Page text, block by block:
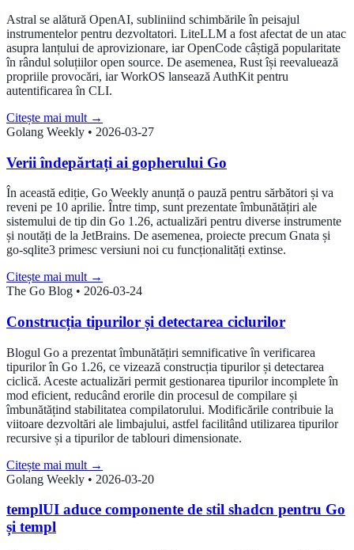
Astral se alătură OpenAI, subliniind schimbările în peisajul
instrumentelor pentru dezvoltatori. LiteLLM a fost afectat de un atac
asupra lanțului de aprovizionare, iar OpenCode câștigă popularitate
în rândul soluțiilor open source. De asemenea, Rust își reevaluează
propriile provocări, iar WorkOS lansează AuthKit pentru
autentificarea în CLI.
Citește mai mult →
Golang Weekly • 2026-03-27
Verii îndepărtați ai gopherului Go
În această ediție, Go Weekly anunță o pauză pentru sărbători și va
reveni pe 10 aprilie. Între timp, sunt prezentate îmbunătățiri ale
sistemului de tip din Go 1.26, actualizări pentru diverse instrumente
și noutăți de la JetBrains. De asemenea, proiecte precum Gnata și
go-sqlite3 primesc versiuni noi cu funcționalități extinse.
Citește mai mult →
The Go Blog • 2026-03-24
Construcția tipurilor și detectarea ciclurilor
Blogul Go a prezentat îmbunătățiri semnificative în verificarea
tipurilor în Go 1.26, ce vizează construcția tipurilor și detectarea
ciclică. Aceste actualizări permit gestionarea tipurilor incomplete în
mod eficient, reducând erorile din procesul de compilare și
îmbunătățind stabilitatea compilatorului. Modificările contribuie la
viitoare dezvoltări ale limbajului, astfel facilitând utilizarea tipurilor
recursive și a tipurilor de tablouri dimensionate.
Citește mai mult →
Golang Weekly • 2026-03-20
templUI aduce componente de stil shadcn pentru Go
și templ